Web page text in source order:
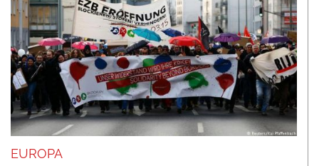
EUROPA